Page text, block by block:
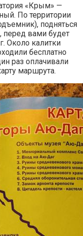
«Крым» —
По территории
подняться
перед вами будет
Около калитки
бесплатно
раз оплачивали
маршрута.